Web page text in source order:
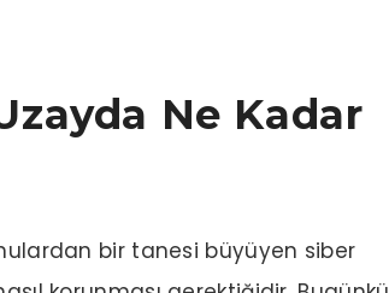
Ne Kadar
bir tanesi büyüyen siber